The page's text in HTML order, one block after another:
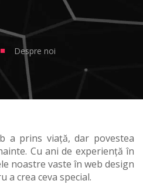
■ Despre noi
a prins viață, dar povestea
Cu ani de experiență în
noastre vaste în web design
a crea ceva special.